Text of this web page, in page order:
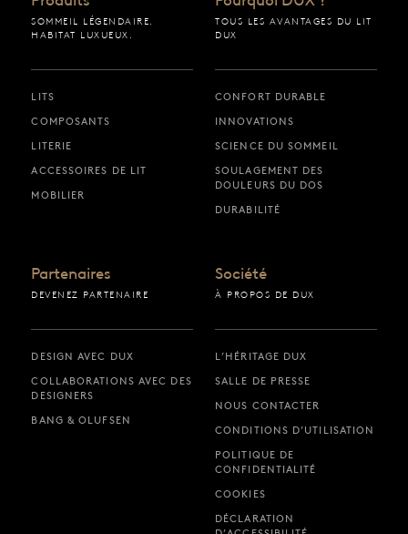
SOMMEIL LÉGENDAIRE.
HABITAT LUXUEUX.
LITS
COMPOSANTS
LITERIE
ACCESSOIRES DE LIT
MOBILIER
TOUS LES AVANTAGES DU LIT
DUX
CONFORT DURABLE
INNOVATIONS
SCIENCE DU SOMMEIL
SOULAGEMENT DES
DOULEURS DU DOS
DURABILITÉ
Partenaires
DEVENEZ PARTENAIRE
DESIGN AVEC DUX
COLLABORATIONS AVEC DES
DESIGNERS
BANG & OLUFSEN
Société
À PROPOS DE DUX
L’HÉRITAGE DUX
SALLE DE PRESSE
NOUS CONTACTER
CONDITIONS D’UTILISATION
POLITIQUE DE
CONFIDENTIALITÉ
COOKIES
DÉCLARATION